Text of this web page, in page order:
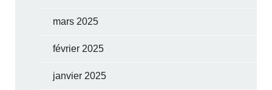
mars 2025
février 2025
janvier 2025